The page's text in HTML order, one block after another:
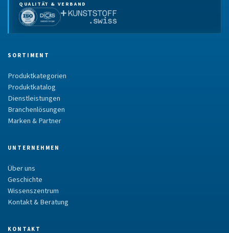
QUALITÄT & VERBAND
SORTIMENT
Produktkategorien
Produktkatalog
Dienstleistungen
Branchenlösungen
Marken & Partner
UNTERNEHMEN
Über uns
Geschichte
Wissenszentrum
Kontakt & Beratung
KONTAKT